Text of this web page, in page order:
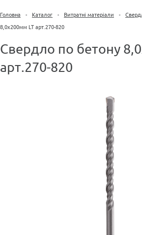
Головна - Каталог - Витратні матеріали -
8,0х200мм LT арт.270-820
Свердло по бетону
арт.270-820